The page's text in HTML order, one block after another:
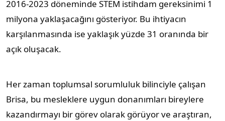
2016-2023 döneminde STEM istihdam gereksinimi 1
milyona yaklaşacağını gösteriyor. Bu ihtiyacın
karşılanmasında ise yaklaşık yüzde 31 oranında bir
açık oluşacak.
Her zaman toplumsal sorumluluk bilinciyle çalışan
Brisa, bu mesleklere uygun donanımları bireylere
kazandırmayı bir görev olarak görüyor ve araştıran,